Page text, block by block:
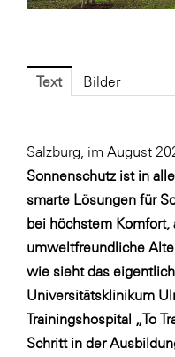
Fressnapf
FV
GBV - Verband
Getzner
Heimat
ikp
Johnson &
JELD-WEN
Text Bilder
Salzburg, im August
Sonnenschutz ist in
smarte Lösungen für
bei höchstem Komfort,
umweltfreundliche
wie sieht das
Universitätsklinikum
Trainingshospital „To
Schritt in der